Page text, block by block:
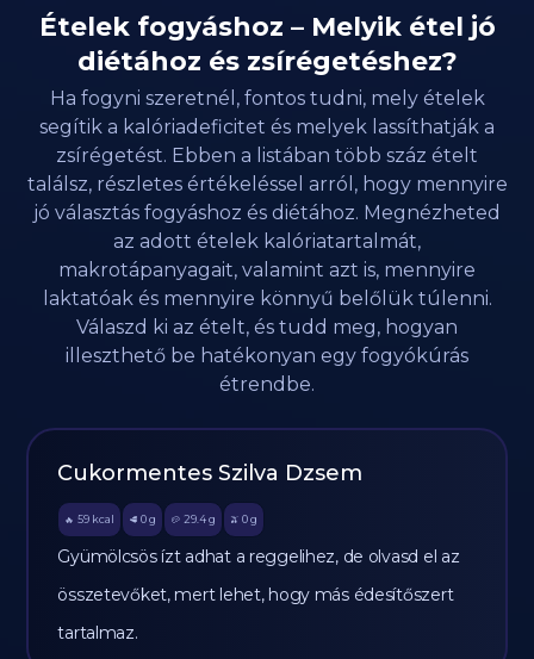
Ételek fogyáshoz – Melyik étel jó
diétához és zsírégetéshez?
Ha fogyni szeretnél, fontos tudni, mely ételek
segítik a kalóriadeficitet és melyek lassíthatják a
zsírégetést. Ebben a listában több száz ételt
találsz, részletes értékeléssel arról, hogy mennyire
jó választás fogyáshoz és diétához. Megnézheted
az adott ételek kalóriatartalmát,
makrotápanyagait, valamint azt is, mennyire
laktatóak és mennyire könnyű belőlük túlenni.
Válaszd ki az ételt, és tudd meg, hogyan
illeszthető be hatékonyan egy fogyókúrás
étrendbe.
Cukormentes Szilva Dzsem
🔥 59 kcal 🥩 0 g 🥔 29.4g 🫒 0 g
Gyümölcsös ízt adhat a reggelihez, de olvasd el az
összetevőket, mert lehet, hogy más édesítőszert
tartalmaz.